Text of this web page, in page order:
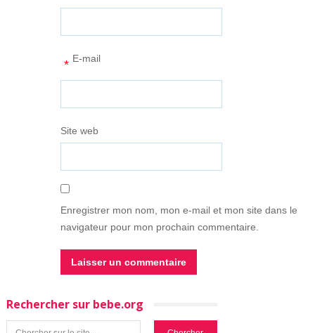
E-mail
*
Site web
Enregistrer mon nom, mon e-mail et mon site dans le
navigateur pour mon prochain commentaire.
Rechercher sur bebe.org